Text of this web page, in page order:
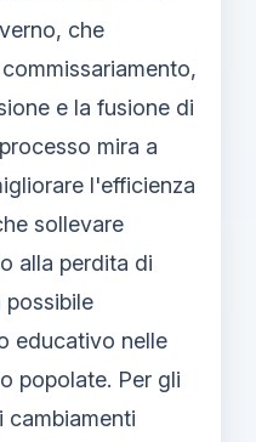
che
e la fusione di
mira a
l'efficienza
sollevare
alla perdita di
possibile
educativo nelle
popolate. Per gli
cambiamenti